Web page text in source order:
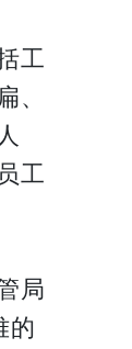
工
工
局
的